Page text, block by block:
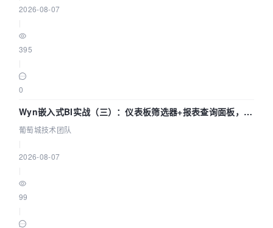
2026-08-07
395
0
Wyn嵌入式BI实战（三）：仪表板筛选器+报表查询面板，参
数联动全闭环
葡萄城技术团队
2026-08-07
99